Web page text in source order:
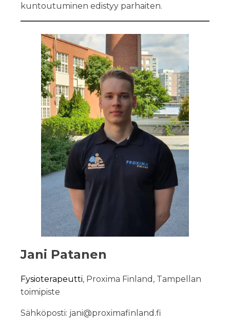
kuntoutuminen edistyy parhaiten.
Jani Patanen
Fysioterapeutti, Proxima Finland, Tampellan
toimipiste
Sähköposti: jani@proximafinland.fi